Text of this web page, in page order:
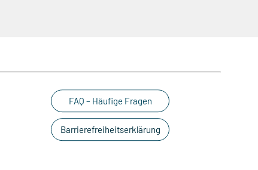
FAQ – Häufige Fragen
Barrierefreiheitserklärung